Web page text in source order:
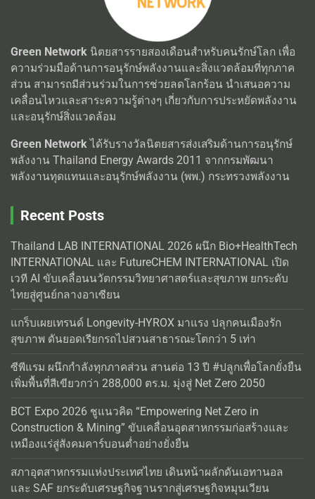
Green Network นิตยสารรายสองเดือนสำหรับคนรักษ์โลก เพื่อ
ความร่วมมือด้านการอนุรักษ์พลังงานและสิ่งแวดล้อมที่ทุกภาค
ส่วน สามารถมีส่วนร่วมในการช่วยลดโลกร้อน นำเสนอความ
เคลื่อนไหวและสาระความรู้ต่างๆ เกี่ยวกับการประหยัดพลังงาน
และอนุรักษ์สิ่งแวดล้อม
Green Networkได้รับรางวัลนิตยสารส่งเสริมด้านการอนุรักษ์
พลังงาน Thailand Energy Awards 2011 จากกรมพัฒนา
พลังงานทุดแทนและอนุรักษ์พลังงาน (พพ.) กระทรวงพลังงาน
Recent Posts
Thailand LAB INTERNATIONAL 2026 ผนึก Bio+HealthTech
INTERNATIONAL และ FutureCHEM INTERNATIONAL เปิด
เวที AI ขับเคลื่อนนวัตกรรมวิทยาศาสตร์และสุขภาพ ยกระดับ
ไทยสู่ศูนย์กลางอาเซียน
แกร็บเผยเทรนด์ Longevity-HYROX มาแรง ปลุกคนเมืองรัก
สุขภาพ ดันยอดเรียกรถไปสวนสาธารณะโตกว่า 5 เท่า
ซีพีแรม ผนึกกำลังทุกภาคส่วน สานต่อ 13 ปี #ปลูกเพื่อโลกยั่งยืน
เพิ่มพื้นที่สีเขียวกว่า 288,000 ตร.ม. มุ่งสู่ Net Zero 2050
BCT Expo 2026 ชูแนวคิด “Empowering Net Zero in
Construction & Mining” ขับเคลื่อนอุตสาหกรรมก่อสร้างและ
เหมืองแร่สู่สังคมคาร์บอนต่ำอย่างยั่งยืน
สภาอุตสาหกรรมแห่งประเทศไทย เดินหน้าผลักดันเอทานอล
และ SAF ยกระดับเศรษฐกิจฐานรากสู่เศรษฐกิจหมุนเวียน